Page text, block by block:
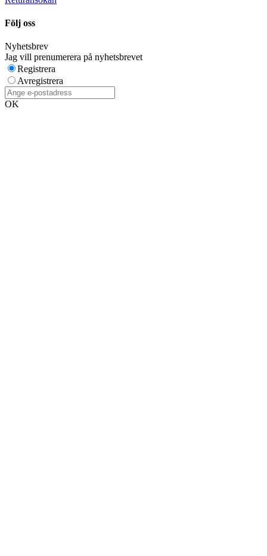
Följ oss
Nyhetsbrev
Jag vill prenumerera på nyhetsbrevet
Registrera
Avregistrera
OK